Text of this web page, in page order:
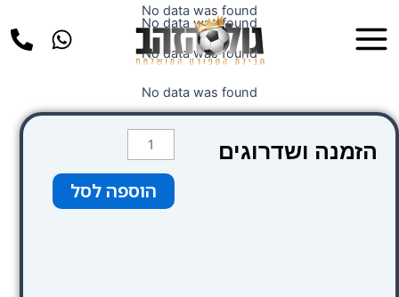
לתוכן
Menu
No data was found
No data was found
No data was found
No data was found
הזמנה ושדרוגים
כמות
של
Petit
Palace
הוספה לסל